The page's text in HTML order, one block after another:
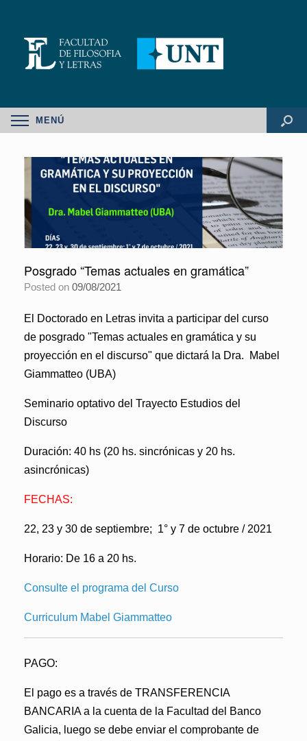
MENÚ
Posgrado “Temas actuales en gramática”
Posted on 09/08/2021
El Doctorado en Letras invita a participar del curso
de posgrado "Temas actuales en gramática y su
proyección en el discurso" que dictará la Dra. Mabel
Giammatteo (UBA)
Seminario optativo del Trayecto Estudios del
Discurso
Duración: 40 hs (20 hs. sincrónicas y 20 hs.
asincrónicas)
FECHAS:
22, 23 y 30 de septiembre; 1° y 7 de octubre / 2021
Horario: De 16 a 20 hs.
Consulte el programa del Curso
Curriculum Mabel Giammatteo
PAGO:
El pago es a través de TRANSFERENCIA
BANCARIA a la cuenta de la Facultad del Banco
Galicia, luego se debe enviar el comprobante de